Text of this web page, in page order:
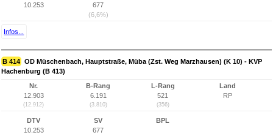
10.253
677
(6,6%)
Infos...
B 414 OD Müschenbach, Hauptstraße, Müba (Zst. Weg Marzhausen) (K 10) - KVP
Hachenburg (B 413)
Nr.
12.903
(12.912)
B-Rang
6.191
(3.810)
L-Rang
521
(356)
Land
RP
DTV
10.253
SV
677
BPL